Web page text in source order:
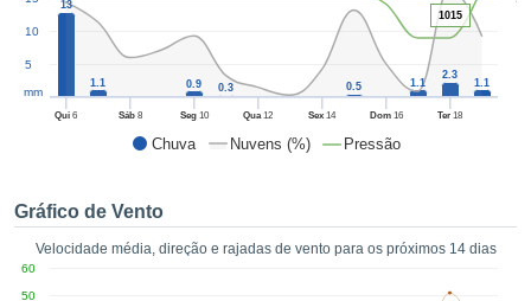
botão
a
o
no
como
CONFIGURAÇÕES
Chuva Nuvens (%) Pressão
Qui 6 Sáb8 Seg10 Qua12 Sex 14 Dom16 Ter 18
5
10
mm
13
1.1 0.9 0.3 0.5 1.1
2.3
1.1
1015
Gráfico de Vento
Velocidade média, direção e rajadas de vento para os próximos 14 dias
50
60